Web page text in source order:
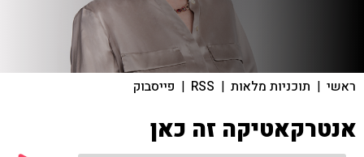
ראשי | תוכניות מלאות |
RSS
| פייסבוק
אנטרקאטיקה זה כאן